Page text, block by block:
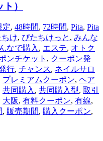
）
定, 48時間, 72時間, Pita, Pita
け, ぴたちけっと , みんな
なで購入 , エステ, オトク
ンチケット , クーポン発
行, チャンス, ネイルサロ
プレミアムクーポン, ヘア
共同購入 , 共同購入型, 取引
大阪, 有料クーポン, 有線,
, 販売期間, 購入クーポン,